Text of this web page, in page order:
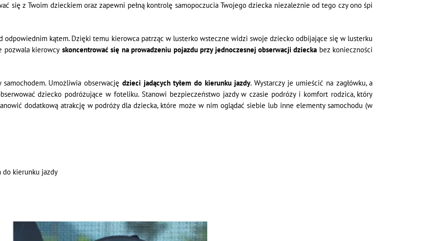
się z Twoim dzieckiem oraz zapewni pełną kontrolę samopoczucia Twojego dziecka niezależnie od tego czy ono śpi
odpowiednim kątem. Dzięki temu kierowca patrząc w lusterko wsteczne widzi swoje dziecko odbijające się w lusterku
pozwala kierowcy skoncentrować się na prowadzeniu pojazdu przy jednoczesnej obserwacji dziecka bez konieczności
Umożliwia obserwację dzieci jadących tyłem do kierunku jazdy. Wystarczy je umieścić na zagłówku, a
dziecko podróżujące w foteliku. Stanowi bezpieczeństwo jazdy w czasie podróży i komfort rodzica, który
dodatkową atrakcję w podróży dla dziecka, które może w nim oglądać siebie lub inne elementy samochodu (w
do kierunku jazdy